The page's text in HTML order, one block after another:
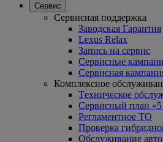
Сервис
Сервисная поддержка
Заводская Гарантия
Lexus Relax
Запись на сервис
Сервисные
Сервисная
Комплексное
Tехническое
Сервисный план
Регламентное ТО
Проверка
Oбслуживание